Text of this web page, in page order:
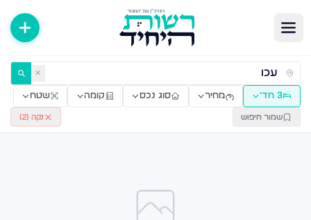
דירות למכירה ולהשכרה — רשות היחיד ✕
3 חד׳ מחיר סוג נכס קומה שטח
שמור חיפוש נקה (2
)